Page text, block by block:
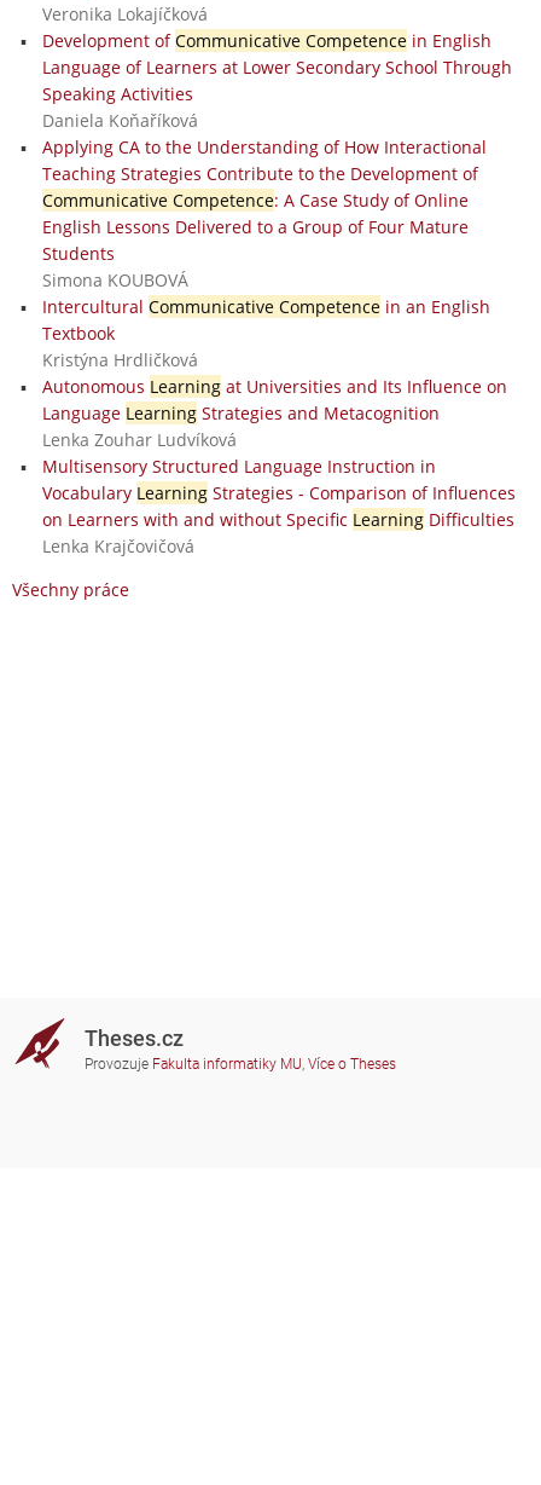
Veronika Lokajíčková
Development ofCommunicative Competencein English
Language of Learners at Lower Secondary School Through
Speaking Activities
Daniela Koňaříková
Applying CA to the Understanding of How Interactional
Teaching Strategies Contribute to the Development of
Communicative Competence: A Case Study of Online
English Lessons Delivered to a Group of Four Mature
Students
Simona KOUBOVÁ
Intercultural Communicative Competencein an English
Textbook
Kristýna Hrdličková
Autonomous Learningat Universities and Its Influence on
Language LearningStrategies and Metacognition
Lenka Zouhar Ludvíková
Multisensory Structured Language Instruction in
Vocabulary LearningStrategies - Comparison of Influences
on Learners with and without Specific LearningDifficulties
Lenka Krajčovičová
Všechny práce
Theses.cz
Provozuje Fakulta informatiky MU, Více o Theses